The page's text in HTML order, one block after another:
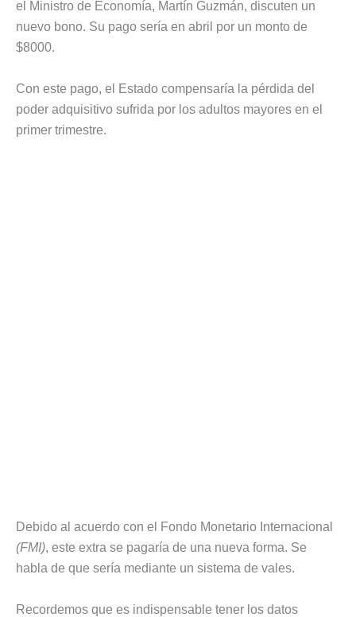
el Ministro de Economía, Martín Guzmán, discuten un
nuevo bono. Su pago sería en abril por un monto de
$8000.
Con este pago, el Estado compensaría la pérdida del
poder adquisitivo sufrida por los adultos mayores en el
primer trimestre.
Debido al acuerdo con el Fondo Monetario Internacional
(FMI), este extra se pagaría de una nueva forma. Se
habla de que sería mediante un sistema de vales.
Recordemos que es indispensable tener los datos